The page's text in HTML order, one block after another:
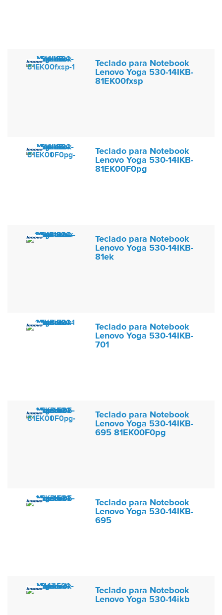
Teclado para Notebook
Lenovo Yoga 530-14IKB-
81EK00fxsp
Teclado para Notebook
Lenovo Yoga 530-14IKB-
81EK00F0pg
Teclado para Notebook
Lenovo Yoga 530-14IKB-
81ek
Teclado para Notebook
Lenovo Yoga 530-14IKB-
701
Teclado para Notebook
Lenovo Yoga 530-14IKB-
695 81EK00F0pg
Teclado para Notebook
Lenovo Yoga 530-14IKB-
695
Teclado para Notebook
Lenovo Yoga 530-14ikb